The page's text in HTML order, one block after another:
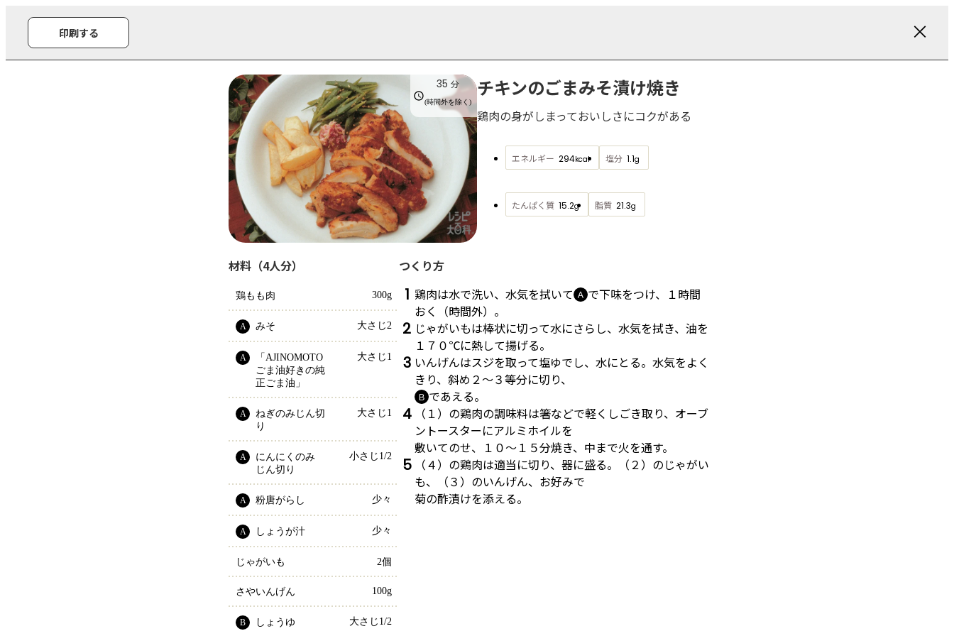
印刷する
35 分
(時間外を除く)
チキンのごまみそ漬け焼き
鶏肉の身がしまっておいしさにコクがある
エネルギー 294kcal 塩分 1.1g
たんぱく質 15.2g 脂質 21.3g
材料（4人分）
鶏もも肉 300g
A みそ 大さじ2
A
「AJINOMOTO
ごま油好きの純
正ごま油」
大さじ1
A
ねぎのみじん切
り
大さじ1
A
にんにくのみ
じん切り
小さじ1/2
A 粉唐がらし 少々
A しょうが汁 少々
じゃがいも 2個
さやいんげん 100g
B しょうゆ 大さじ1/2
つくり方
1 鶏肉は水で洗い、水気を拭いて Ａ で下味をつけ、１時間
おく（時間外）。
2 じゃがいもは棒状に切って水にさらし、水気を拭き、油を
１７０℃に熱して揚げる。
3 いんげんはスジを取って塩ゆでし、水にとる。水気をよく
きり、斜め２～３等分に切り、
Ｂ であえる。
4
（１）の鶏肉の調味料は箸などで軽くしごき取り、オーブ
ントースターにアルミホイルを
敷いてのせ、１０～１５分焼き、中まで火を通す。
5
（４）の鶏肉は適当に切り、器に盛る。（２）のじゃがい
も、（３）のいんげん、お好みで
菊の酢漬けを添える。